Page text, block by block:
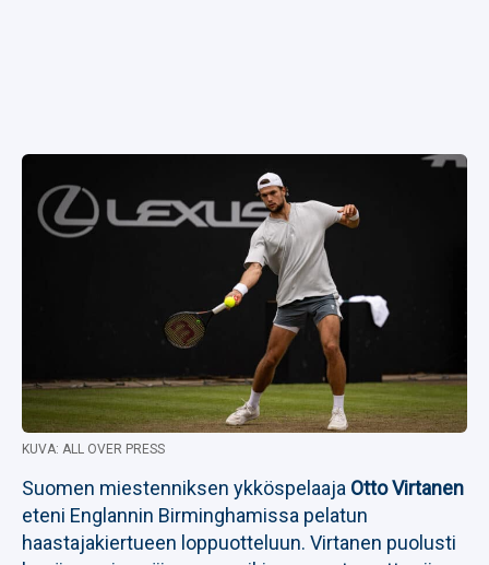
KUVA: ALL OVER PRESS
Suomen miestenniksen ykköspelaaja Otto Virtanen
eteni Englannin Birminghamissa pelatun
haastajakiertueen loppuotteluun. Virtanen puolusti